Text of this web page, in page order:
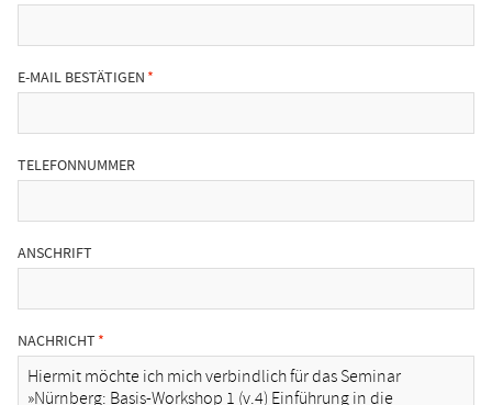
E-MAIL BESTÄTIGEN
TELEFONNUMMER
ANSCHRIFT
NACHRICHT